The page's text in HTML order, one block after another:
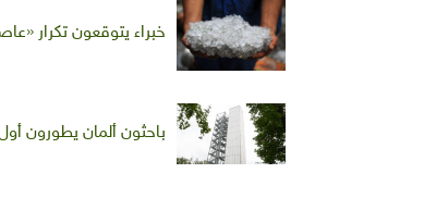
خبراء يتوقعون تكرار
باحثون ألمان يطورون